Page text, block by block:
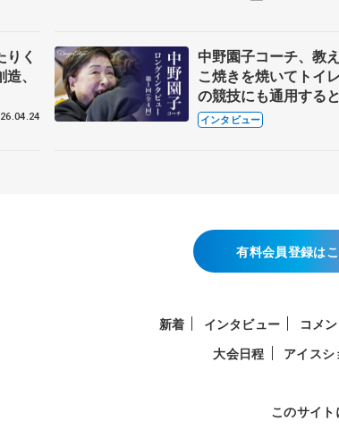
く
、
中野園子コーチ、教
こ焼きを焼いてトイ
の競技にも通用する
織の筋肉
インタビュー
有料会員登録は
新着 インタビュー コメ
大会日程
アイスシ
このサイト